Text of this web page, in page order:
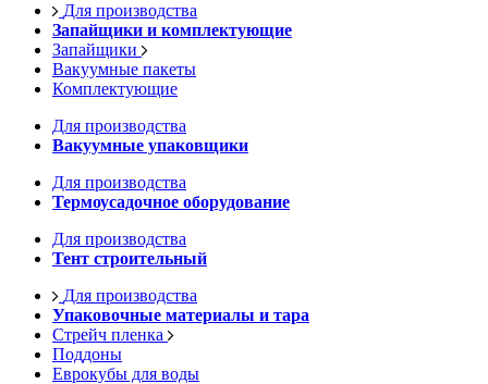
Для производства
Запайщики и комплектующие
Запайщики
Вакуумные пакеты
Комплектующие
Для производства
Вакуумные упаковщики
Для производства
Термоусадочное оборудование
Для производства
Тент строительный
Для производства
Упаковочные материалы и тара
Стрейч пленка
Поддоны
Еврокубы для воды